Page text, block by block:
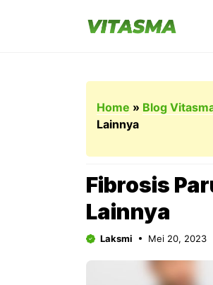
Home » Blog
Lainnya
Fibrosis
Lainnya
Laksmi Mei 20, 2023